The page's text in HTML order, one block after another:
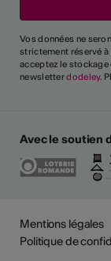
Vos données ne
strictement réservé
acceptez le
newsletterdodeley.
Avec le soutien
Mentions légales
Politique de